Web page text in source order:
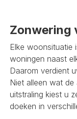
Zonwering
Elke woonsituatie
woningen naast
Daarom verdient
Niet alleen wat
uitstraling kiest u
doeken in